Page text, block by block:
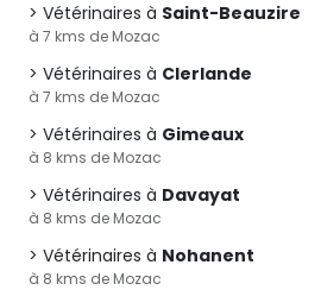
Vétérinaires à Saint-Beauzire
à 7 kms de Mozac
Vétérinaires à Clerlande
à 7 kms de Mozac
Vétérinaires à Gimeaux
à 8 kms de Mozac
Vétérinaires à Davayat
à 8 kms de Mozac
Vétérinaires à Nohanent
à 8 kms de Mozac